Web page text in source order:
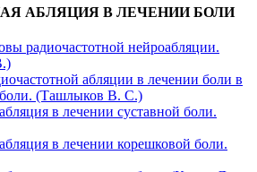
АБЛЯЦИЯ В ЛЕЧЕНИИ БОЛИ
радиочастотной нейроабляции.
абляции в лечении боли в
(Ташлыков В. С.)
в лечении суставной боли.
в лечении корешковой боли.